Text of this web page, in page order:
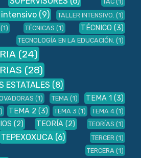
intensivo (9) TALLER INTENSIVO. (1)
(1) TÉCNICAS (1) TÉCNICO (3)
TECNOLOGÍA EN LA EDUCACIÓN. (1)
(24)
(28)
ESTATALES (8)
(1) TEMA (1) TEMA 1 (3)
TEMA 2 (3) TEMA 3 (1) TEMA 4 (1)
(2) TEORÍA (2) TEORÍAS (1)
TEPEXOXUCA (6) TERCER (1)
TERCERA (1)